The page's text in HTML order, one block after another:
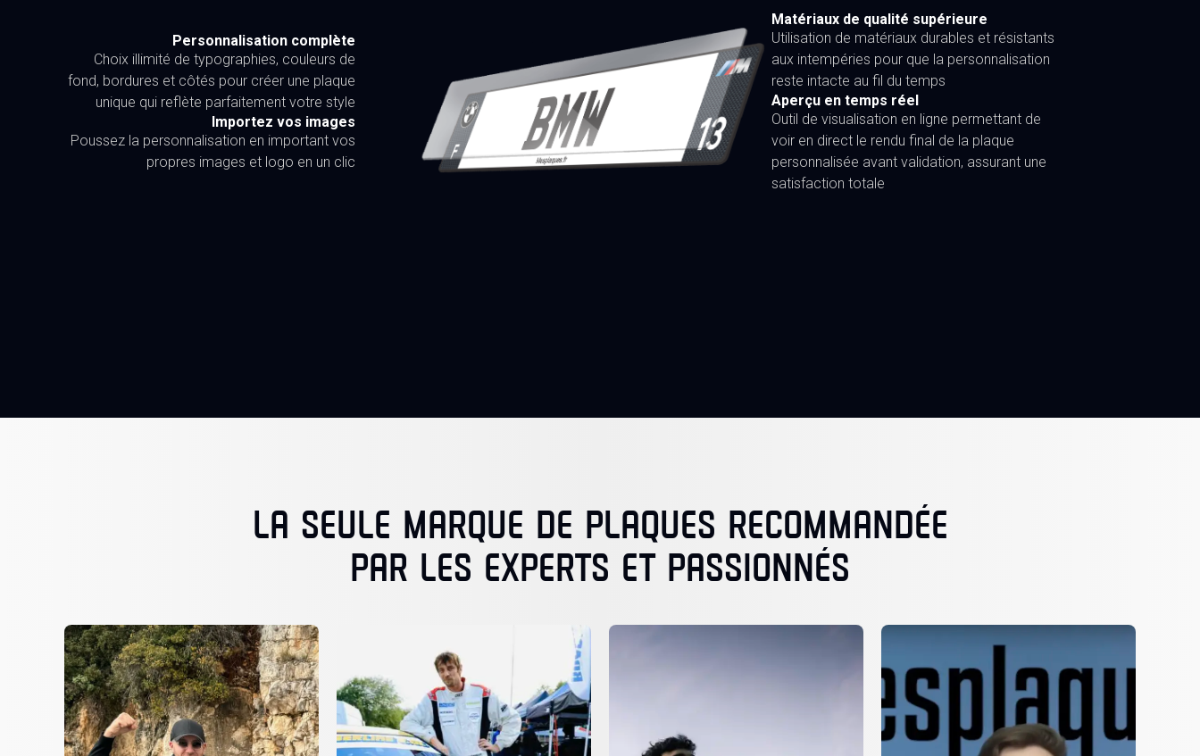
Personnalisation complète
Choix illimité de typographies, couleurs de
fond, bordures et côtés pour créer une plaque
unique qui reflète parfaitement votre style
Importez vos images
Poussez la personnalisation en important vos
propres images et logo en un clic
Matériaux de qualité supérieure
Utilisation de matériaux durables et résistants
aux intempéries pour que la personnalisation
reste intacte au fil du temps
Aperçu en temps réel
Outil de visualisation en ligne permettant de
voir en direct le rendu final de la plaque
personnalisée avant validation, assurant une
satisfaction totale
LA SEULE MARQUE DE PLAQUES RECOMMANDÉE
PAR LES EXPERTS ET PASSIONNÉS